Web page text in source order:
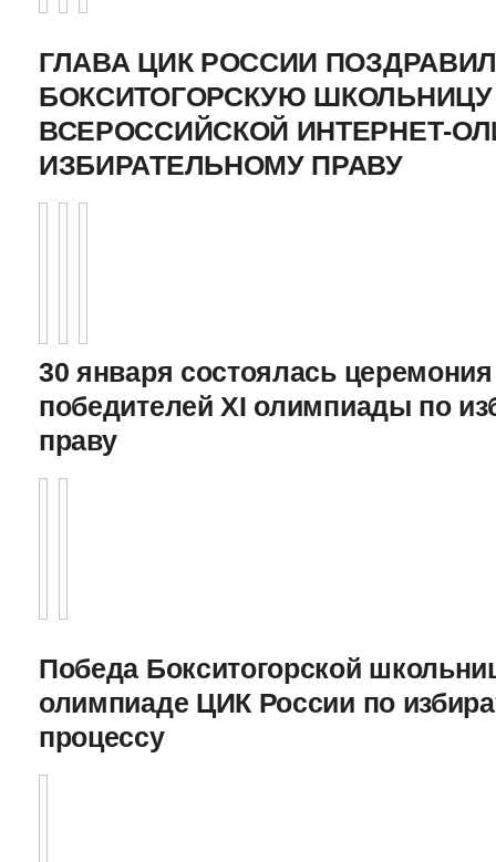
ГЛАВА ЦИК РОССИИ
БОКСИТОГОРСКУЮ
ВСЕРОССИЙСКОЙ ИНТЕРНЕТ-
ИЗБИРАТЕЛЬНОМУ ПРАВУ
30 января состоялась
победителей XI олимпиады по
праву
Победа Бокситогорской
олимпиаде ЦИК России по
процессу